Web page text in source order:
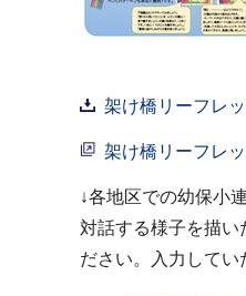
架け橋リーフレ
架け橋リーフレ
↓各地区での幼保小
対話する様子を描
ださい。入力してい